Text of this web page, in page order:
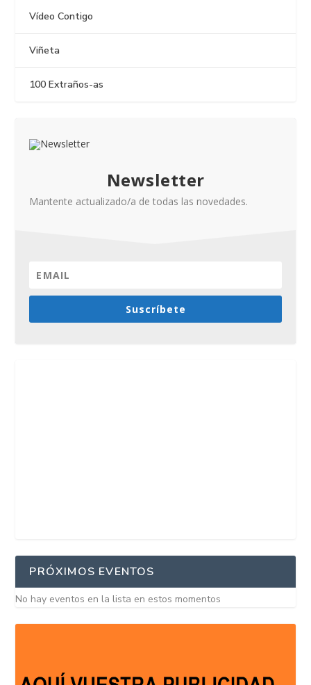
Vídeo Contigo
Viñeta
100 Extraños-as
Newsletter
Mantente actualizado/a de todas las novedades.
Suscríbete
PRÓXIMOS EVENTOS
No hay eventos en la lista en estos momentos